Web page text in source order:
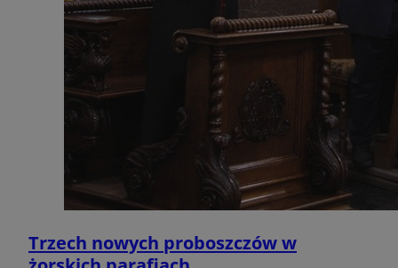
Trzech nowych proboszczów w